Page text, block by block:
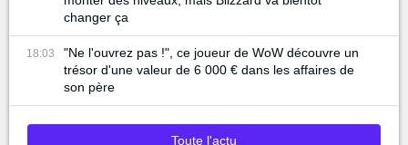
changer ça
18:03
"Ne l'ouvrez pas !", ce joueur de WoW découvre un
trésor d'une valeur de 6 000 € dans les affaires de
son père
Toute l'actu